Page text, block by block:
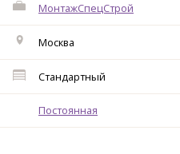
МонтажСпецСтрой
Москва
Стандартный
Постоянная